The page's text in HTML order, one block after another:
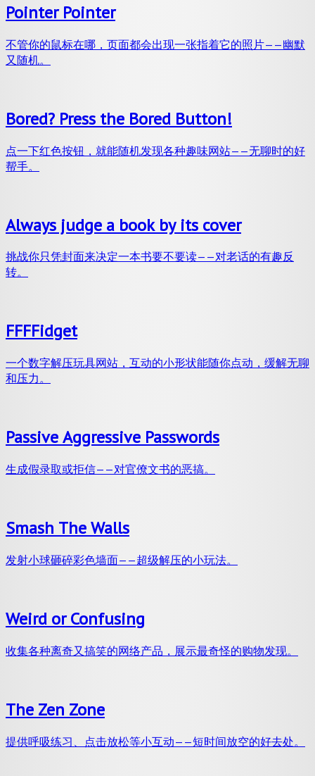
Pointer Pointer
不管你的鼠标在哪，页面都会出现一张指着它的照片——幽默
又随机。
Bored? Press the Bored Button!
点一下红色按钮，就能随机发现各种趣味网站——无聊时的好
帮手。
Always judge a book by its cover
挑战你只凭封面来决定一本书要不要读——对老话的有趣反
转。
FFFFidget
一个数字解压玩具网站，互动的小形状能随你点动，缓解无聊
和压力。
Passive Aggressive Passwords
生成假录取或拒信——对官僚文书的恶搞。
Smash The Walls
发射小球砸碎彩色墙面——超级解压的小玩法。
Weird or Confusing
收集各种离奇又搞笑的网络产品，展示最奇怪的购物发现。
The Zen Zone
提供呼吸练习、点击放松等小互动——短时间放空的好去处。